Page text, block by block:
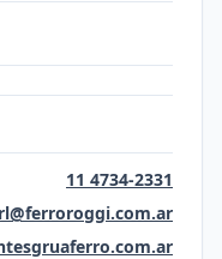
11 4734-2331